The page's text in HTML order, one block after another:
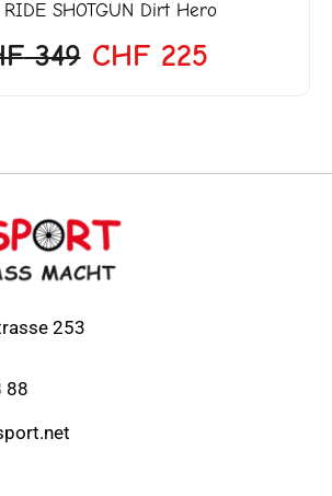
SHOTGUN Dirt Hero
349 CHF225
253
88